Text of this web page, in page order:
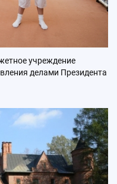
учреждение
делами Президента